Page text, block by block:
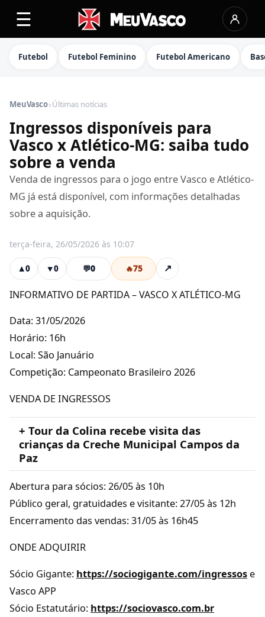
☰
Futebol Futebol Feminino Futebol Americano
MeuVasco›Últimas notícias
Ingressos disponíveis para
Vasco x Atlético-MG: saiba tudo
sobre a venda
Venda de ingressos para o jogo entre Vasco e Atlético-
MG já está disponível, com informações detalhadas
sobre a aquisição.
terça-feira, 26/05/2026 às 10:07
▲0 ▼0 💬0 🔥75 ↗
INFORMATIVO DE PARTIDA – VASCO X ATLÉTICO-MG
Data: 31/05/2026
Horário: 16h
Local: São Januário
Competição: Campeonato Brasileiro 2026
VENDA DE INGRESSOS
+ Tour da Colina recebe visita das
crianças da Creche Municipal Campos da
Paz
Abertura para sócios: 26/05 às 10h
Público geral, gratuidades e visitante: 27/05 às 12h
Encerramento das vendas: 31/05 às 16h45
ONDE ADQUIRIR
Sócio Gigante: https://sociogigante.com/ingressos e
Vasco APP
Sócio Estatutário: https://sociovasco.com.br